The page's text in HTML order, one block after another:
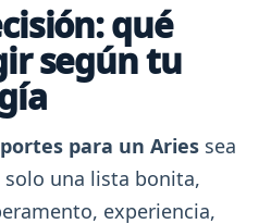
qué
según tu
para un Aries sea
una lista bonita,
experiencia,